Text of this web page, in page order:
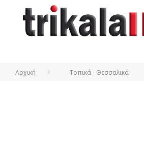
Αρχική Τοπικά - Θεσσαλικά